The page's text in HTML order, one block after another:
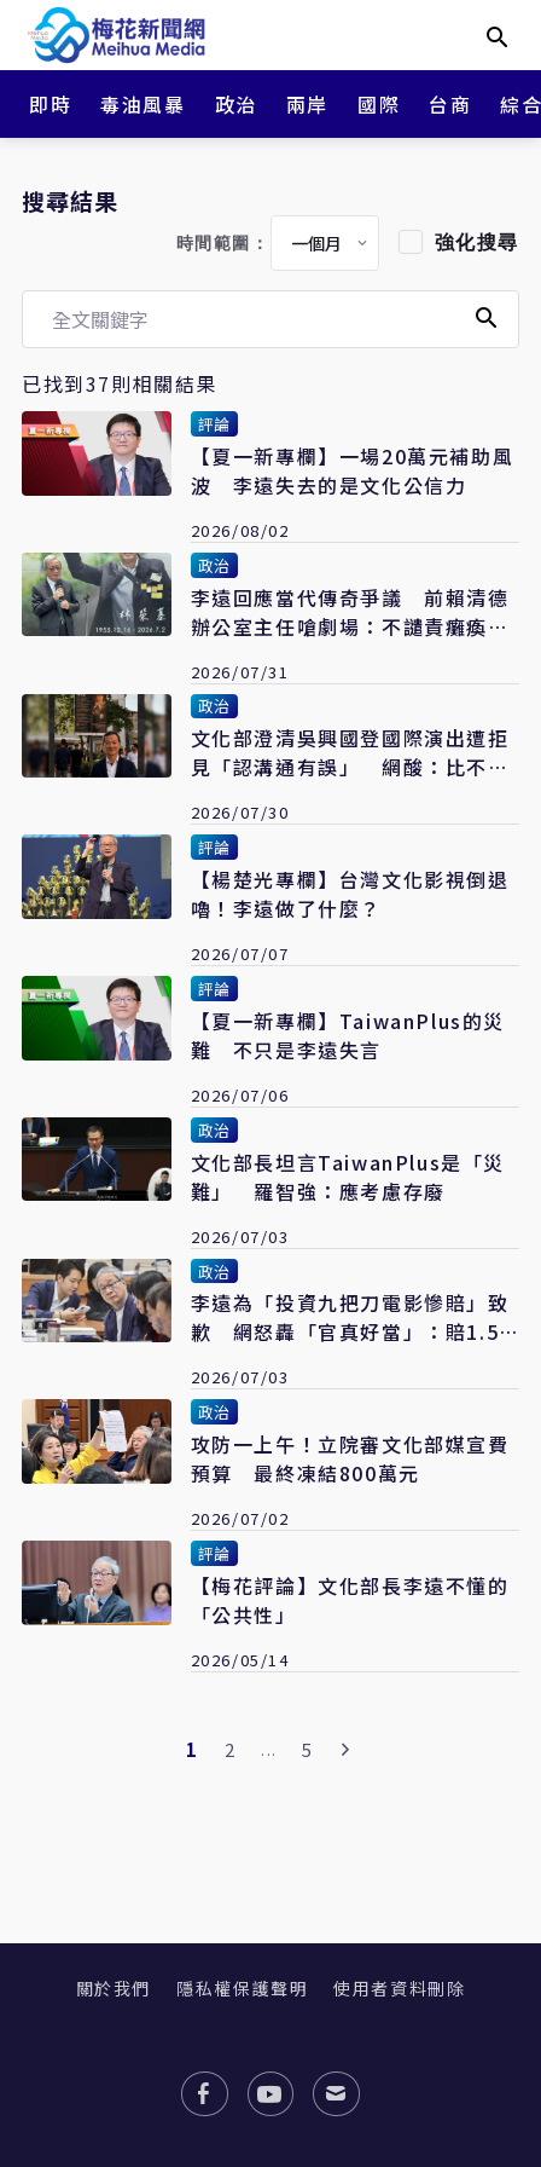
即時 毒油風暴 政治 兩岸 國際 台商 綜
搜尋結果
時間範圍： 強化搜尋
已找到37則相關結果
評論
【夏一新專欄】一場20萬元補助風
波 李遠失去的是文化公信力
2026/08/02
政治
李遠回應當代傳奇爭議 前賴清德
辦公室主任嗆劇場：不譴責癱瘓政
2026/07/31
政治
文化部澄清吳興國登國際演出遭拒
見「認溝通有誤」 網酸：比不上
2026/07/30
評論
【楊楚光專欄】台灣文化影視倒退
嚕！李遠做了什麼？
2026/07/07
評論
【夏一新專欄】TaiwanPlus的災
難 不只是李遠失言
2026/07/06
政治
文化部長坦言TaiwanPlus是「災
難」 羅智強：應考慮存廢
2026/07/03
政治
李遠為「投資九把刀電影慘賠」致
歉 網怒轟「官真好當」：賠1.5
2026/07/03
政治
攻防一上午！立院審文化部媒宣費
預算 最終凍結800萬元
2026/07/02
評論
【梅花評論】文化部長李遠不懂的
「公共性」
2026/05/14
1 2 ... 5
關於我們 隱私權保護聲明 使用者資料刪除